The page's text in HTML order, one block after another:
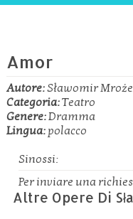
Amor
Autore:Sławomir
Categoria:Teatro
Genere:Dramma
Lingua:polacco
Sinossi:
Per inviare una
Altre Opere Di